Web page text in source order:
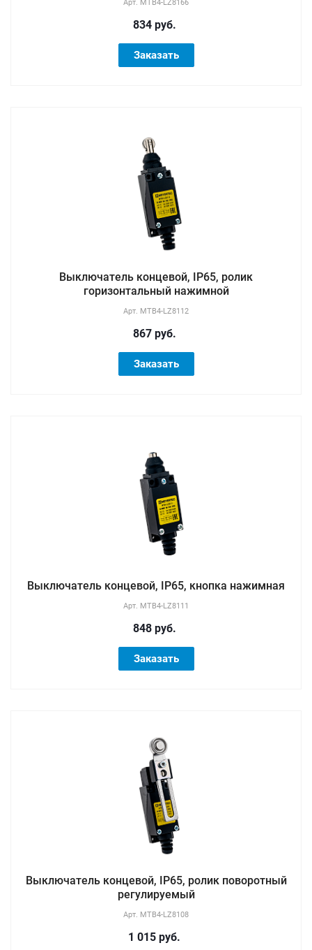
Арт. MTB4-LZ8166
834 руб.
Заказать
Выключатель концевой, IP65, ролик
горизонтальный нажимной
Арт. MTB4-LZ8112
867 руб.
Заказать
Выключатель концевой, IP65, кнопка нажимная
Арт. MTB4-LZ8111
848 руб.
Заказать
Выключатель концевой, IP65, ролик поворотный
регулируемый
Арт. MTB4-LZ8108
1 015 руб.